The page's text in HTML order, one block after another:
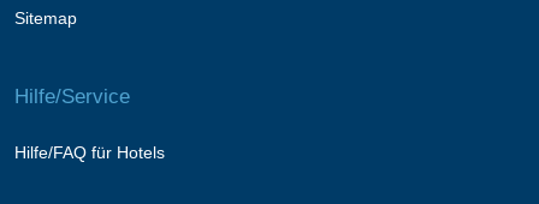
Sitemap
Hilfe/Service
Hilfe/FAQ für Hotels